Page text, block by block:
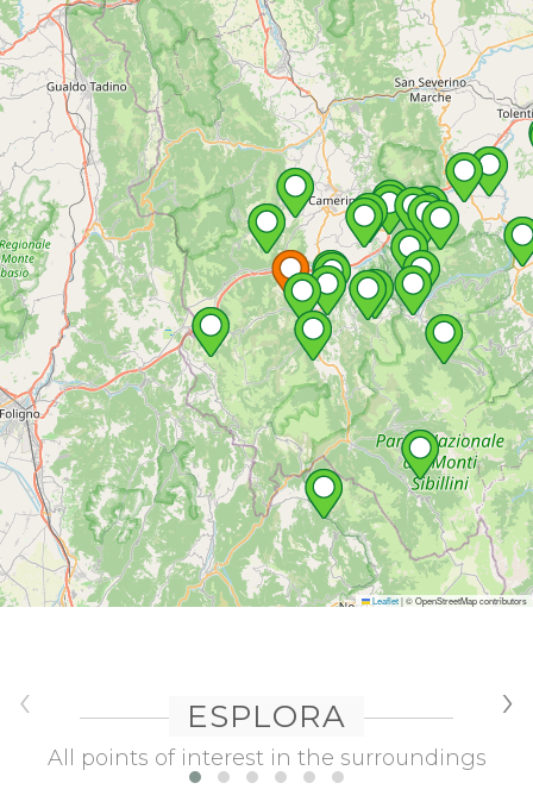
Leaflet|© OpenStreetMap contributors
ESPLORA
All points of interest in the surroundings
‹ ›